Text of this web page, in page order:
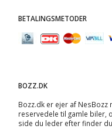
BETALINGSMETODER
BOZZ.DK
Bozz.dk er ejer af
reservedele til gamle biler,
side du leder efter finder